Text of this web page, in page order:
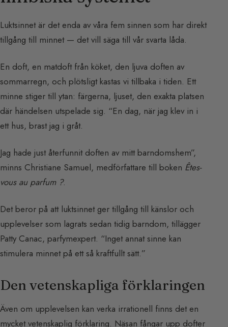
Luktsinnet är det enda av våra fem sinnen som har direkt
tillgång till minnet — det vill säga till vår svarta låda.
En doft, en matdoft från köket, den ljuva doften av
sommarregn, och plötsligt kastas vi tillbaka i tiden. Ett
minne stiger till ytan: färgerna, ljuset, den exakta platsen
där händelsen utspelade sig. “En dag, när jag klev in i
ett hus, brast jag i gråt.
Jag hade just återfunnit doften av mitt barndomshem”,
minns Christiane Samuel, medförfattare till boken Êtes-
vous au parfum ?.
Det beror på att luktsinnet ger tillgång till känslor och
upplevelser som lagrats sedan tidig barndom, tillägger
Patty Canac, parfymexpert. “Inget annat sinne kan
stimulera minnet på ett så kraftfullt sätt.”
Den vetenskapliga förklaringen
Även om upplevelsen kan verka irrationell finns det en
mycket vetenskaplig förklaring. Näsan fångar upp dofter